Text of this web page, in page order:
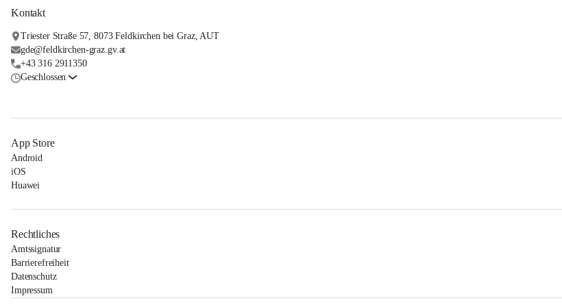
Kontakt
Triester Straße 57, 8073 Feldkirchen bei Graz, AUT
gde@feldkirchen-graz.gv.at
+43 316 2911350
Geschlossen
App Store
Android
iOS
Huawei
Rechtliches
Amtssignatur
Barrierefreiheit
Datenschutz
Impressum